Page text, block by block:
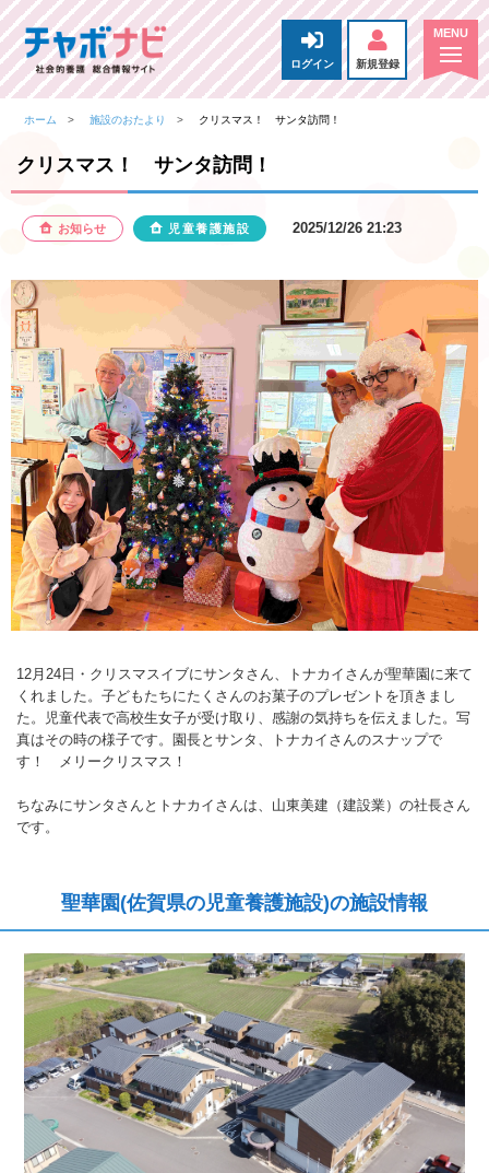
ログイン 新規登録
ホーム 施設のおたより クリスマス！ サンタ訪問！
クリスマス！ サンタ訪問！
お知らせ 児童養護施設 2025/12/26 21:23
12月24日・クリスマスイブにサンタさん、トナカイさんが聖華園に来て
くれました。子どもたちにたくさんのお菓子のプレゼントを頂きまし
た。児童代表で高校生女子が受け取り、感謝の気持ちを伝えました。写
真はその時の様子です。園長とサンタ、トナカイさんのスナップで
す！ メリークリスマス！
ちなみにサンタさんとトナカイさんは、山東美建（建設業）の社長さん
です。
聖華園(佐賀県の児童養護施設)の施設情報